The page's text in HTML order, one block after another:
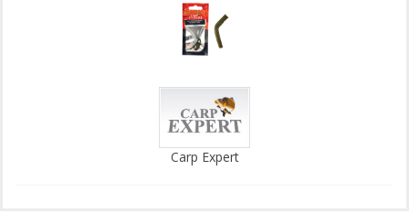
Carp Expert